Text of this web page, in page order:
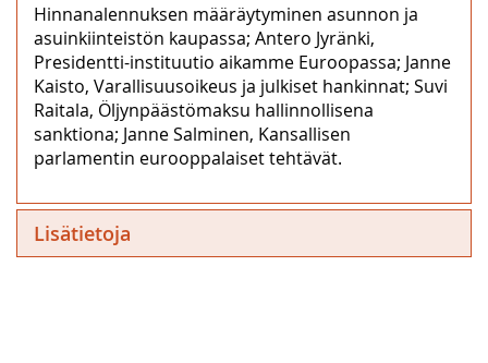
Hinnanalennuksen määräytyminen asunnon ja
asuinkiinteistön kaupassa; Antero Jyränki,
Presidentti-instituutio aikamme Euroopassa; Janne
Kaisto, Varallisuusoikeus ja julkiset hankinnat; Suvi
Raitala, Öljynpäästömaksu hallinnollisena
sanktiona; Janne Salminen, Kansallisen
parlamentin eurooppalaiset tehtävät.
Lisätietoja